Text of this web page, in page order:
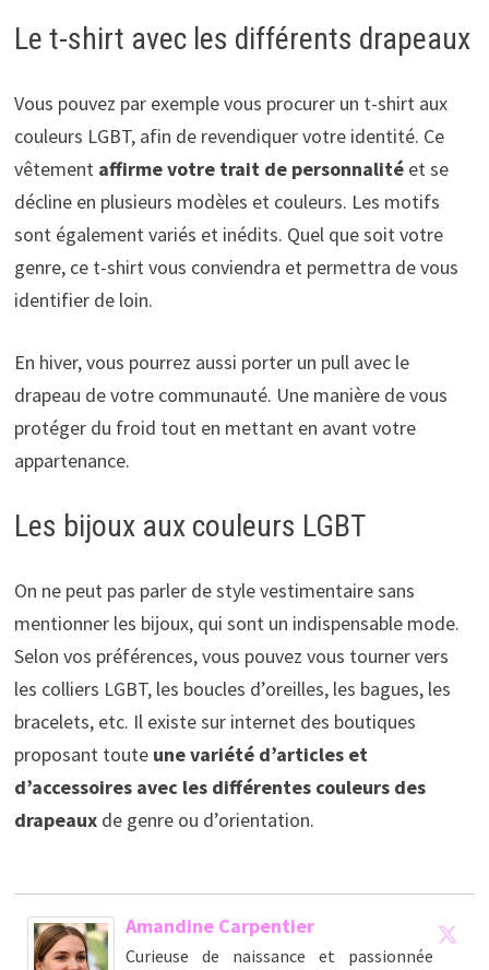
Le t-shirt avec les différents drapeaux
Vous pouvez par exemple vous procurer un t-shirt aux
couleurs LGBT, afin de revendiquer votre identité. Ce
vêtement affirme votre trait de personnalitéet se
décline en plusieurs modèles et couleurs. Les motifs
sont également variés et inédits. Quel que soit votre
genre, ce t-shirt vous conviendra et permettra de vous
identifier de loin.
En hiver, vous pourrez aussi porter un pull avec le
drapeau de votre communauté. Une manière de vous
protéger du froid tout en mettant en avant votre
appartenance.
Les bijoux aux couleurs LGBT
On ne peut pas parler de style vestimentaire sans
mentionner les bijoux, qui sont un indispensable mode.
Selon vos préférences, vous pouvez vous tourner vers
les colliers LGBT, les boucles d’oreilles, les bagues, les
bracelets, etc. Il existe sur internet des boutiques
proposant toute une variété d’articles et
d’accessoires avec les différentes couleurs des
drapeauxde genre ou d’orientation.
Amandine Carpentier
Curieuse de naissance et passionnée